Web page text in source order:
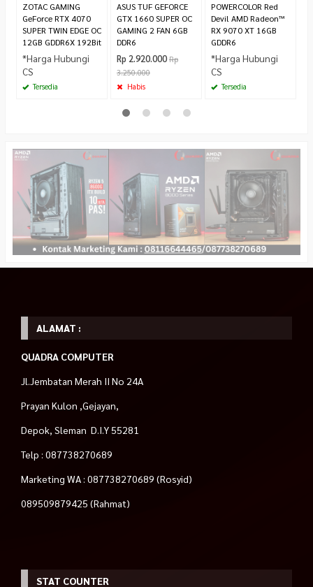
ZOTAC GAMING
GeForce RTX 4070
SUPER TWIN EDGE OC
12GB GDDR6X 192Bit
*Harga Hubungi
CS
Tersedia
ASUS TUF GEFORCE
GTX 1660 SUPER OC
GAMING 2 FAN 6GB
DDR6
Rp 2.920.000 Rp
3.250.000
Habis
POWERCOLOR Red
Devil AMD Radeon™
RX 9070 XT 16GB
GDDR6
*Harga Hubungi
CS
Tersedia
ALAMAT :
QUADRA COMPUTER
Jl.Jembatan Merah II No 24A
Prayan Kulon ,Gejayan,
Depok, Sleman D.I.Y 55281
Telp : 087738270689
Marketing WA : 087738270689 (Rosyid)
089509879425 (Rahmat)
STAT COUNTER